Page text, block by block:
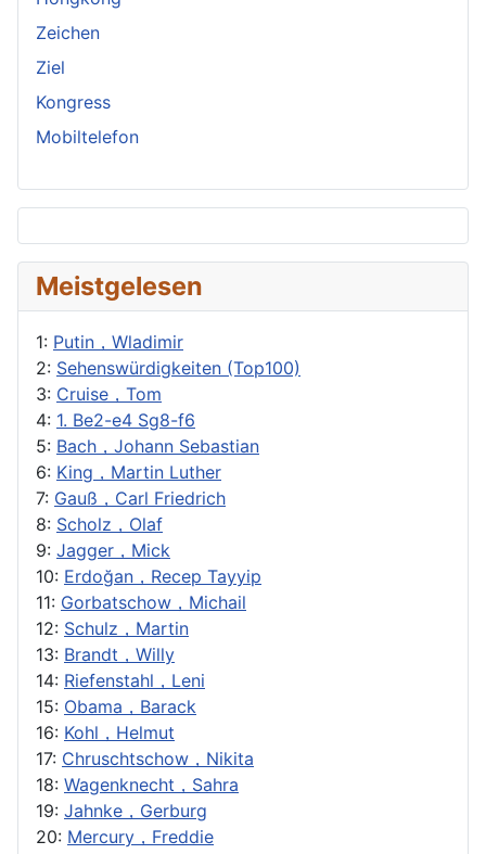
Zeichen
Ziel
Kongress
Mobiltelefon
Meistgelesen
1: Putin，Wladimir
2: Sehenswürdigkeiten (Top100)
3: Cruise，Tom
4: 1. Be2-e4 Sg8-f6
5: Bach，Johann Sebastian
6: King，Martin Luther
7: Gauß，Carl Friedrich
8: Scholz，Olaf
9: Jagger，Mick
10: Erdoğan，Recep Tayyip
11: Gorbatschow，Michail
12: Schulz，Martin
13: Brandt，Willy
14: Riefenstahl，Leni
15: Obama，Barack
16: Kohl，Helmut
17: Chruschtschow，Nikita
18: Wagenknecht，Sahra
19: Jahnke，Gerburg
20: Mercury，Freddie